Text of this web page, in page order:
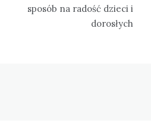
sposób na radość dzieci i
dorosłych